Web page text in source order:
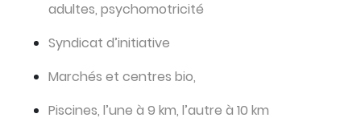
adultes, psychomotricité
Syndicat d’initiative
Marchés et centres bio,
Piscines, l’une à 9 km, l’autre à 10 km